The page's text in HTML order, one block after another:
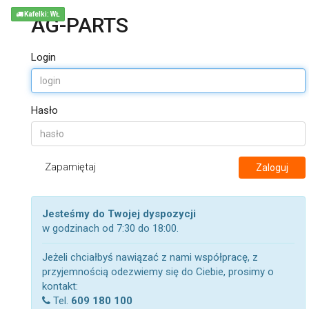
AG-PARTS
Login
Hasło
Zapamiętaj Zaloguj
Jesteśmy do Twojej dyspozycji
w godzinach od 7:30 do 18:00.
Jeżeli chciałbyś nawiązać z nami współpracę, z
przyjemnością odezwiemy się do Ciebie, prosimy o
kontakt:
Tel. 609 180 100
Kafelki: WŁ